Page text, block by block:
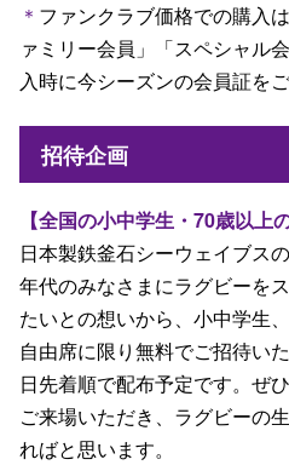
＊ ファンクラブ価格での購入
ァミリー会員」「スペシャル
入時に今シーズンの会員証を
招待企画
【全国の小中学生・70歳以上
日本製鉄釜石シーウェイブス
年代のみなさまにラグビーを
たいとの想いから、小中学生
自由席に限り無料でご招待い
日先着順で配布予定です。ぜ
ご来場いただき、ラグビーの
ればと思います。